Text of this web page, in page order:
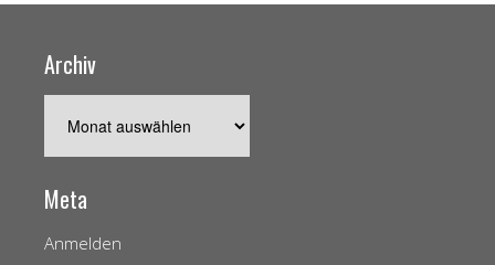
Archiv
Meta
Anmelden